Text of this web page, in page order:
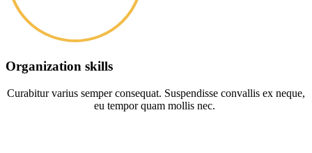
Organization skills
Curabitur varius semper consequat. Suspendisse convallis ex neque,
eu tempor quam mollis nec.